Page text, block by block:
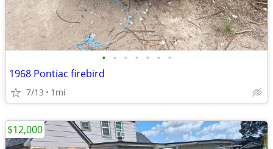
• • • • • • •
1968 Pontiac firebird
7/13 1mi
$12,000